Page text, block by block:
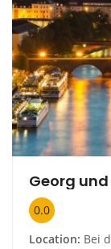
0.0
Location: Bei